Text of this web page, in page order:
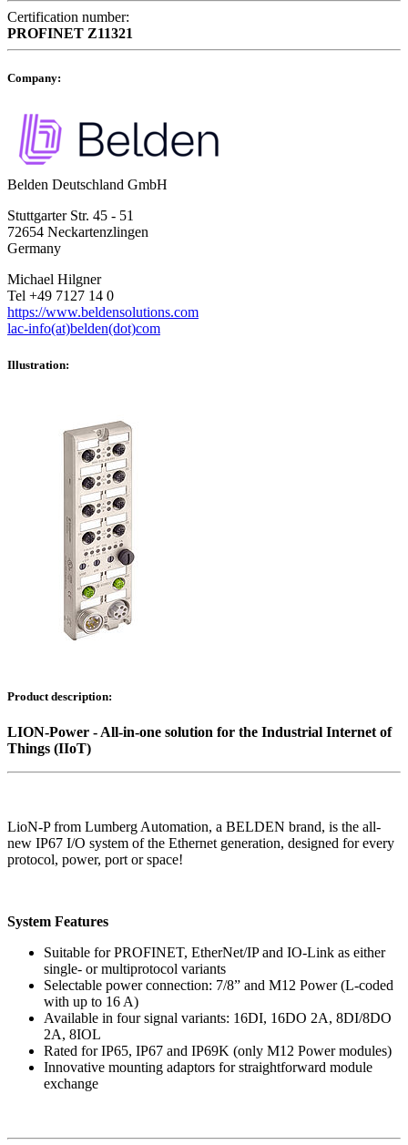
Certification number:
PROFINET Z11321
Company:
Belden Deutschland GmbH
Stuttgarter Str. 45 - 51
72654 Neckartenzlingen
Germany
Michael Hilgner
Tel +49 7127 14 0
https://www.beldensolutions.com
lac-info(at)belden(dot)com
Illustration:
Product description:
LION-Power - All-in-one solution for the Industrial Internet of
Things (IIoT)
LioN-P from Lumberg Automation, a BELDEN brand, is the all-
new IP67 I/O system of the Ethernet generation, designed for every
protocol, power, port or space!
System Features
Suitable for PROFINET, EtherNet/IP and IO-Link as either
single- or multiprotocol variants
Selectable power connection: 7/8” and M12 Power (L-coded
with up to 16 A)
Available in four signal variants: 16DI, 16DO 2A, 8DI/8DO
2A, 8IOL
Rated for IP65, IP67 and IP69K (only M12 Power modules)
Innovative mounting adaptors for straightforward module
exchange